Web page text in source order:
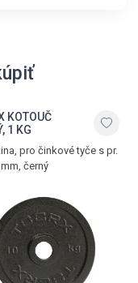
KOTOUČ
1 KG
pro činkové tyče s pr.
černý